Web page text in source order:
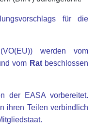
für die
werden vom
vom Ratbeschlossen
der EASA vorbereitet.
ihren Teilen verbindlich